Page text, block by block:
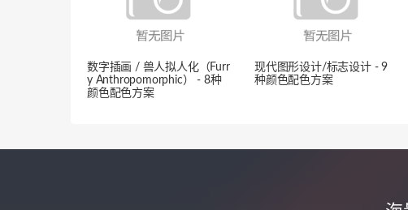
数字插画 / 兽人拟人化（Furr
y Anthropomorphic） - 8种
颜色配色方案
现代图形设计/标志设计 - 9
种颜色配色方案